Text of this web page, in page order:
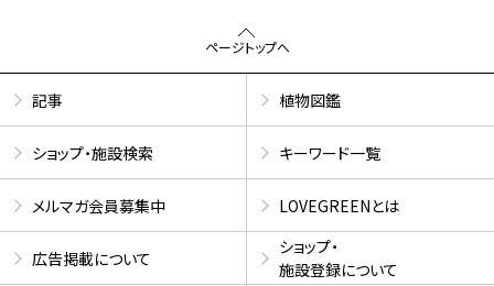
ページトップへ
記事 植物図鑑
ショップ・施設検索 キーワード一覧
メルマガ会員募集中 LOVEGREENとは
広告掲載について
ショップ・
施設登録について